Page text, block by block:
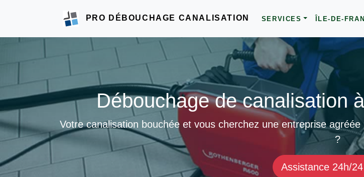
PRO DÉBOUCHAGE CANALISATION SERVICES ÎLE-DE-
Débouchage de canalisation
Votre canalisation bouchée et vous cherchez une entreprise
?
Assistance 24h/